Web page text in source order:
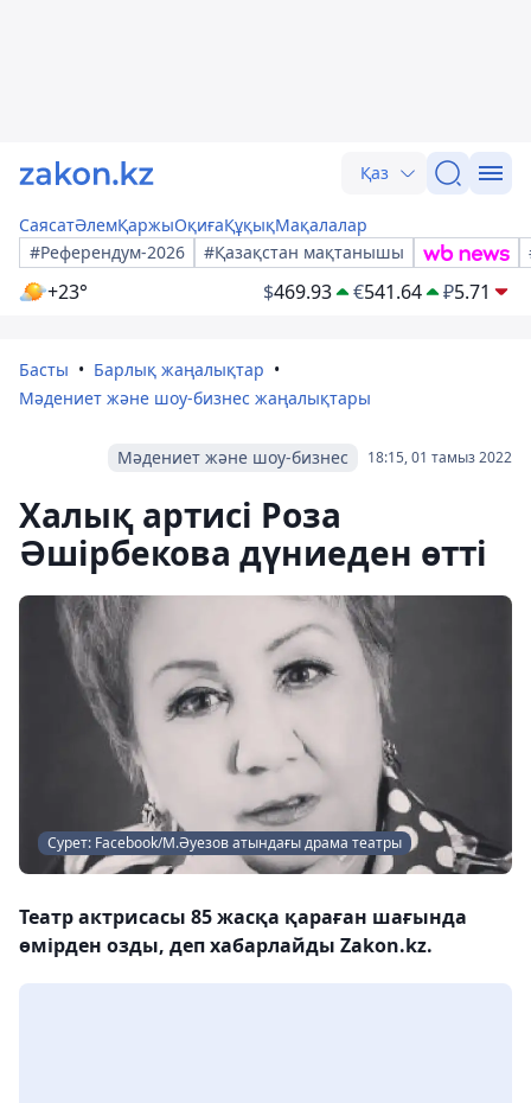
Қаз
СаясатӘлемҚаржыОқиғаҚұқықМақалалар
#Референдум-2026
#Қазақстан мақтанышы
+23° $469.93 €541.64 ₽5.71
Басты
Барлық жаңалықтар
Мәдениет және шоу-бизнес жаңалықтары
18:15, 01 тамыз 2022
Мәдениет және шоу-бизнес
Халық артисі Роза
Әшірбекова дүниеден өтті
Сурет: Facebook/М.Әуезов атындағы драма театры
Театр актрисасы 85 жасқа қараған шағында
өмірден озды, деп хабарлайды Zakon.kz.